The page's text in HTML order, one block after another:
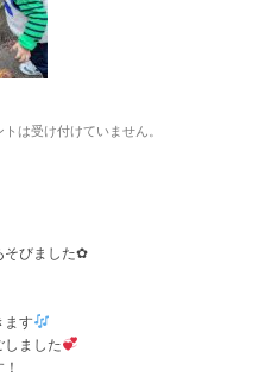
トは受け付けていません。
そびました✿
ます
しました